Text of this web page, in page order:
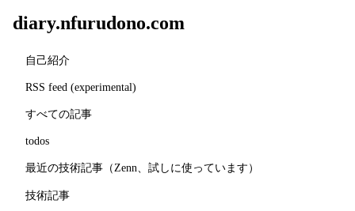
diary.nfurudono.com
自己紹介
RSS feed (experimental)
すべての記事
todos
最近の技術記事（Zenn、試しに使っています）
技術記事